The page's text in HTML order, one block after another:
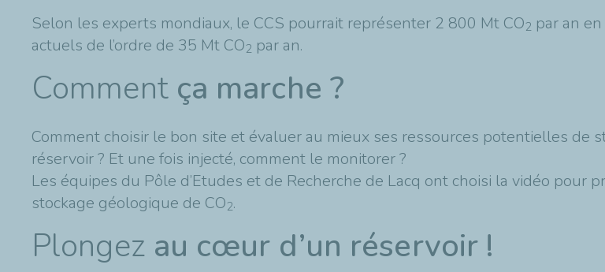
Selon les experts mondiaux, le CCS pourrait représenter 2 800 Mt CO2 par an
actuels de l’ordre de 35 Mt CO2 par an.
Comment ça marche ?
Comment choisir le bon site et évaluer au mieux ses ressources potentielles de
réservoir ? Et une fois injecté, comment le monitorer ?
Les équipes du Pôle d’Etudes et de Recherche de Lacq ont choisi la vidéo pour
stockage géologique de CO2.
Plongez au cœur d’un réservoir !